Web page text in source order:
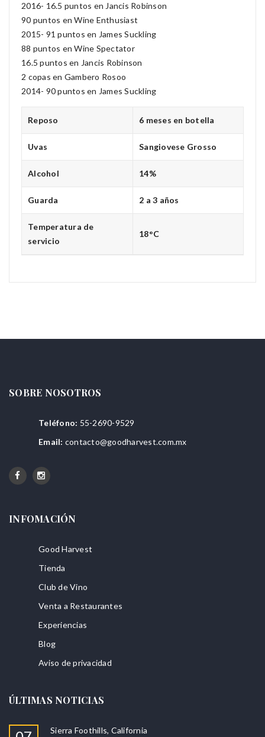
2016- 16.5 puntos en Jancis Robinson
90 puntos en Wine Enthusiast
2015- 91 puntos en James Suckling
88 puntos en Wine Spectator
16.5 puntos en Jancis Robinson
2 copas en Gambero Rosoo
2014- 90 puntos en James Suckling
Reposo 6 meses en botella
Uvas Sangiovese Grosso
Alcohol 14%
Guarda 2 a 3 años
Temperatura de
servicio
18°C
SOBRE NOSOTROS
Teléfono: 55-2690-9529
Email: contacto@goodharvest.com.mx
INFOMACIÓN
Good Harvest
Tienda
Club de Vino
Venta a Restaurantes
Experiencias
Blog
Aviso de privacidad
ÚLTIMAS NOTICIAS
Sierra Foothills, California